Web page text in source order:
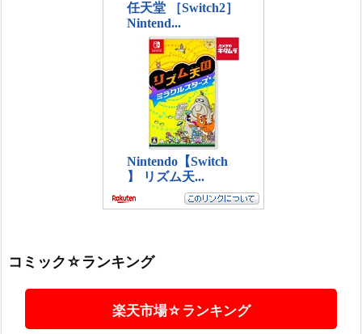
コミック☆ランキング
楽天市場☆ランキング